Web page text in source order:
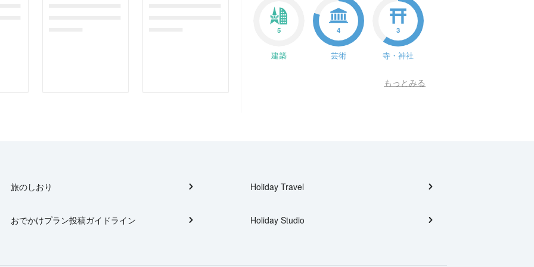
5
建築
4
芸術
3
寺・神社
もっとみる
旅のしおり
おでかけプラン投稿ガイドライン
Holiday Travel
Holiday Studio